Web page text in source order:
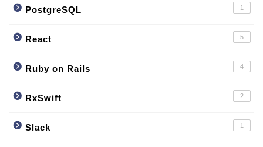
PostgreSQL 1
React 5
Ruby on Rails 4
RxSwift 2
Slack 1